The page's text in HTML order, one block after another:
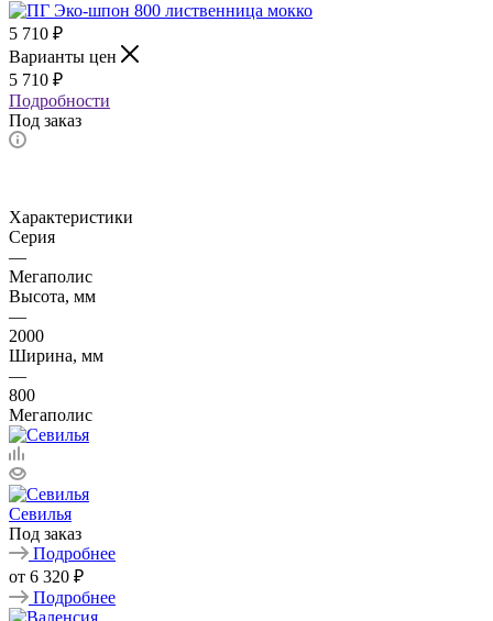
5 710 ₽
Варианты цен
5 710 ₽
Подробности
Под заказ
Характеристики
Серия
—
Мегаполис
Высота, мм
—
2000
Ширина, мм
—
800
Мегаполис
Севилья
Под заказ
Подробнее
от 6 320 ₽
Подробнее